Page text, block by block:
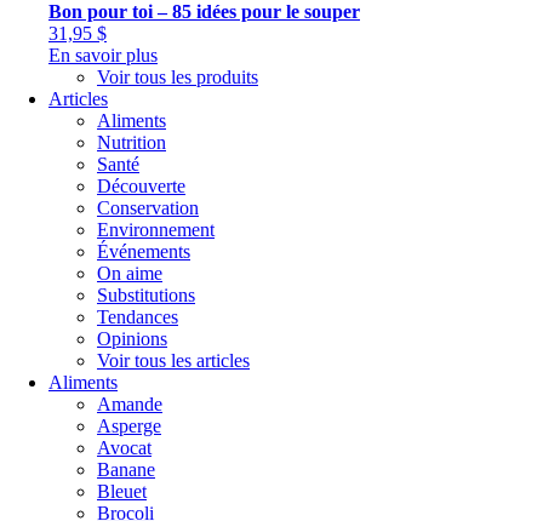
Bon pour toi – 85 idées pour le souper
31,95 $
En savoir plus
Voir tous les produits
Articles
Aliments
Nutrition
Santé
Découverte
Conservation
Environnement
Événements
On aime
Substitutions
Tendances
Opinions
Voir tous les articles
Aliments
Amande
Asperge
Avocat
Banane
Bleuet
Brocoli